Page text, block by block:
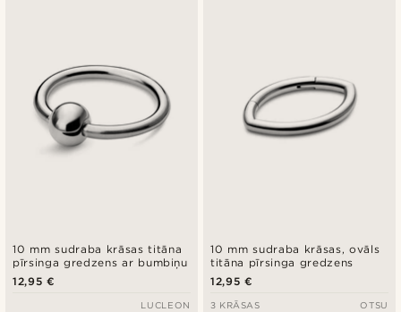
10 mm sudraba krāsas titāna
pīrsinga gredzens ar bumbiņu
12,95 €
LUCLEON
10 mm sudraba krāsas, ovāls
titāna pīrsinga gredzens
12,95 €
3 KRĀSAS OTSU